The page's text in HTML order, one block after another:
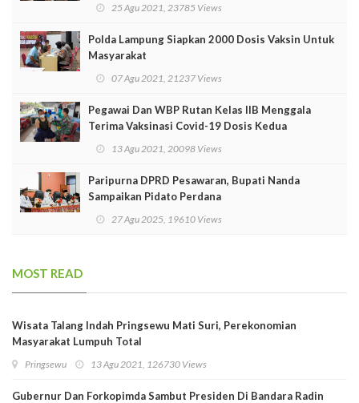
25 Agu 2021, 23785 Views
Polda Lampung Siapkan 2000 Dosis Vaksin Untuk
Masyarakat
07 Agu 2021, 21237 Views
Pegawai Dan WBP Rutan Kelas IIB Menggala
Terima Vaksinasi Covid-19 Dosis Kedua
13 Agu 2021, 20098 Views
Paripurna DPRD Pesawaran, Bupati Nanda
Sampaikan Pidato Perdana
27 Agu 2025, 19610 Views
MOST READ
Wisata Talang Indah Pringsewu Mati Suri, Perekonomian
Masyarakat Lumpuh Total
Pringsewu 13 Agu 2021, 126730 Views
Gubernur Dan Forkopimda Sambut Presiden Di Bandara Radin